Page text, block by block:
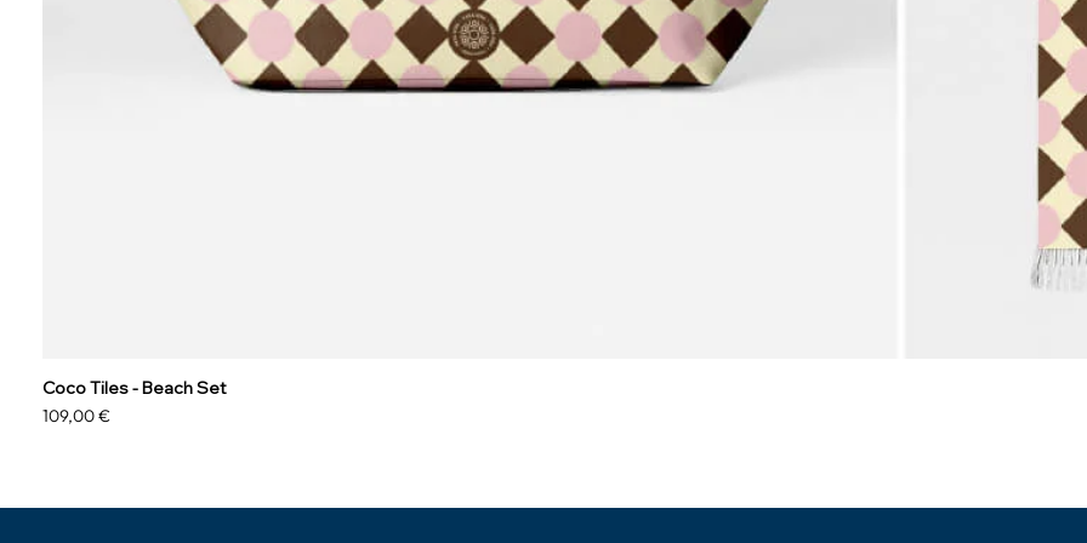
Coco Tiles - Beach Set
Prezzo
109,00 €